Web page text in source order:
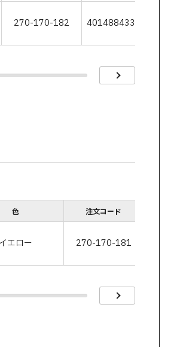
270-170-182 4014884330869
色 注文コード
イエロー 270-170-181